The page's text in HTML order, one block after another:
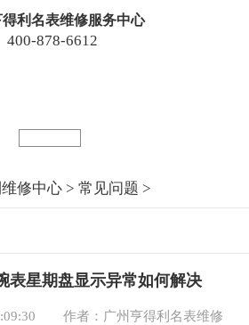
州亨得利名表维修服务中心
400-878-6612
修中心 > 常见问题 >
表星期盘显示异常如何解决
作者：广州亨得利名表维修